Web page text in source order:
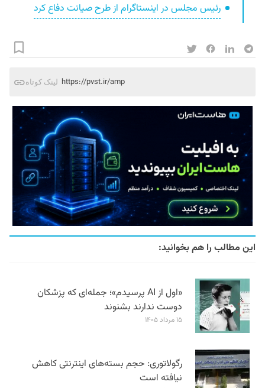
رئیس مجلس در اینستاگرام از طرح صیانت دفاع کرد
لینک کوتاه https://pvst.ir/amp
این مطالب را هم بخوانید:
«اول از AI پرسیدم»؛ جمله‌ای که پزشکان
دوست ندارند بشنوند
۱۵ مرداد ۱۴۰۵
رگولاتوری: حجم بسته‌های اینترنتی کاهش
نیافته است